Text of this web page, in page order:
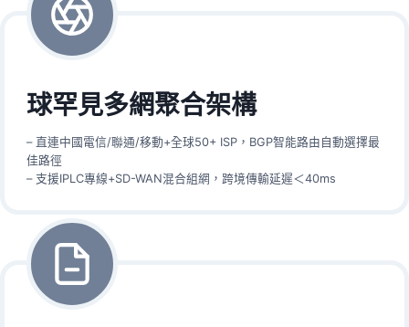
球罕見多網聚合架構
– 直連中國電信/聯通/移動+全球50+ ISP，BGP智能路由自動選擇最
佳路徑
– 支援IPLC專線+SD-WAN混合組網，跨境傳輸延遲＜40ms